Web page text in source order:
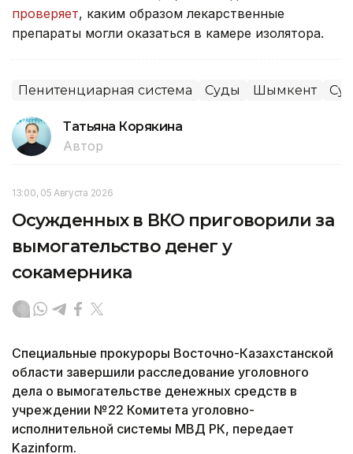
проверяет, каким образом лекарственные
препараты могли оказаться в камере изолятора.
Пенитенциарная система Суды Шымкент
Татьяна Корякина
Автор
13:00, 05 Августа 2026
Осужденных в ВКО приговорили за
вымогательство денег у
сокамерника
Специальные прокуроры Восточно-Казахстанской
области завершили расследование уголовного
дела о вымогательстве денежных средств в
учреждении №22 Комитета уголовно-
исполнительной системы МВД РК, передает
Kazinform.